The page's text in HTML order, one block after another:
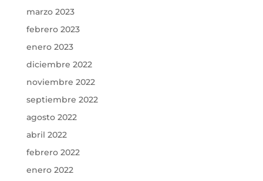
marzo 2023
febrero 2023
enero 2023
diciembre 2022
noviembre 2022
septiembre 2022
agosto 2022
abril 2022
febrero 2022
enero 2022